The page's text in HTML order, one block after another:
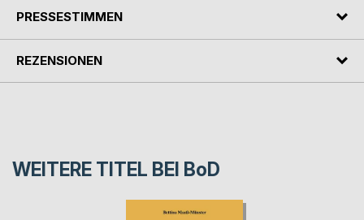
PRESSESTIMMEN
REZENSIONEN
WEITERE TITEL BEI BoD